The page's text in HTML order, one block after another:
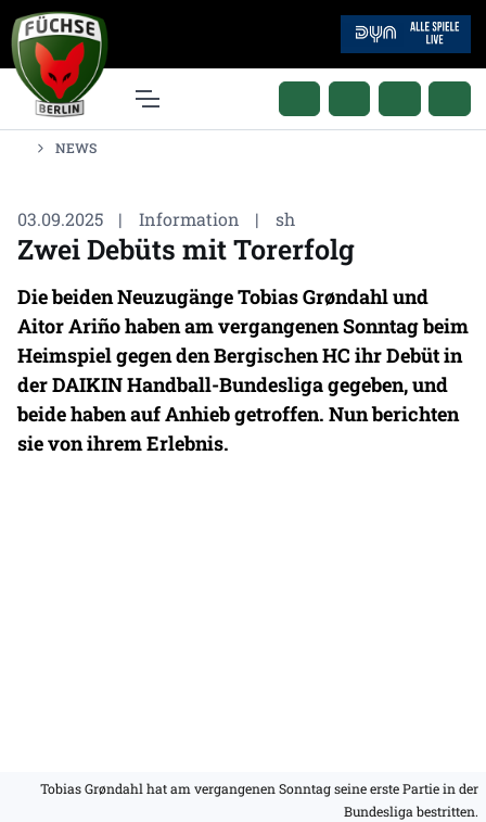
NEWS
03.09.2025 | Information | sh
Zwei Debüts mit Torerfolg
Die beiden Neuzugänge Tobias Grøndahl und
Aitor Ariño haben am vergangenen Sonntag beim
Heimspiel gegen den Bergischen HC ihr Debüt in
der DAIKIN Handball-Bundesliga gegeben, und
beide haben auf Anhieb getroffen. Nun berichten
sie von ihrem Erlebnis.
Tobias Grøndahl hat am vergangenen Sonntag seine erste Partie in der
Bundesliga bestritten.